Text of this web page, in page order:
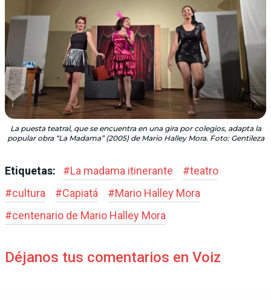
La puesta teatral, que se encuentra en una gira por colegios, adapta la
popular obra “La Madama” (2005) de Mario Halley Mora. Foto: Gentileza
Etiquetas: #La madama itinerante #teatro
#cultura #Capiatá #Mario Halley Mora
#centenario de Mario Halley Mora
Déjanos tus comentarios en Voiz